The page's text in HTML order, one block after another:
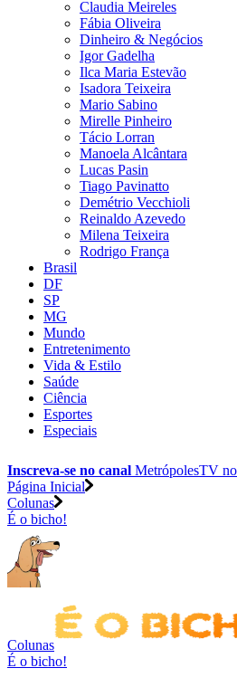
Claudia Meireles
Fábia Oliveira
Dinheiro & Negócios
Igor Gadelha
Ilca Maria Estevão
Isadora Teixeira
Mario Sabino
Mirelle Pinheiro
Tácio Lorran
Manoela Alcântara
Lucas Pasin
Tiago Pavinatto
Demétrio Vecchioli
Reinaldo Azevedo
Milena Teixeira
Rodrigo França
Brasil
DF
SP
MG
Mundo
Entretenimento
Vida & Estilo
Saúde
Ciência
Esportes
Especiais
Inscreva-se no canal MetrópolesTV no
Página Inicial
Colunas
É o bicho!
Colunas
É o bicho!